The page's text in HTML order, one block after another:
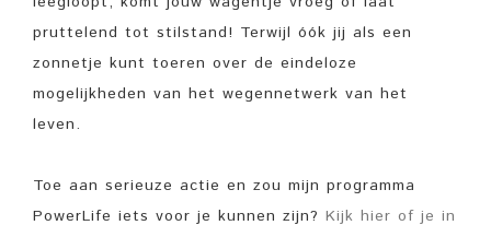
pruttelend tot stilstand! Terwijl óók jij als een
zonnetje kunt toeren over de eindeloze
mogelijkheden van het wegennetwerk van het
leven.
Toe aan serieuze actie en zou mijn programma
PowerLife iets voor je kunnen zijn? Kijk hier of je in